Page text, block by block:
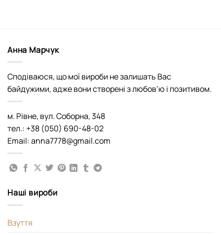
Анна Марчук
Сподіваюся, що мої вироби не залишать Вас
байдужими, адже вони створені з любов’ю і позитивом.
м. Рівне, вул. Соборна, 348
тел.: +38 (050) 690-48-02
Email: anna7778@gmail.com
Наші вироби
Взуття